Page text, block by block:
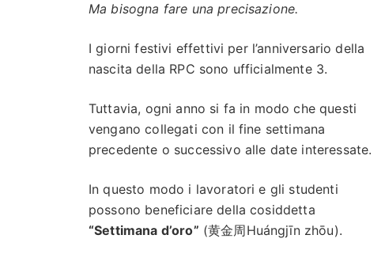
Ma bisogna fare una precisazione.
I giorni festivi effettivi per l’anniversario della
nascita della RPC sono ufficialmente 3.
Tuttavia, ogni anno si fa in modo che questi
vengano collegati con il fine settimana
precedente o successivo alle date interessate.
In questo modo i lavoratori e gli studenti
possono beneficiare della cosiddetta
“Settimana d’oro” (黄金周Huángjīn zhōu).